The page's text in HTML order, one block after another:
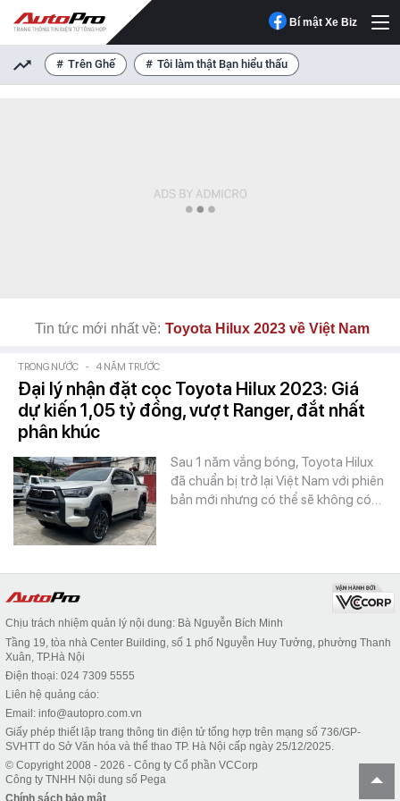
Bí mật Xe Biz
Trên Ghế Tôi làm thật Bạn hiểu thấu
Tin tức mới nhất về: Toyota Hilux 2023 về Việt Nam
TRONG NƯỚC - 4 NĂM TRƯỚC
Đại lý nhận đặt cọc Toyota Hilux 2023: Giá
dự kiến 1,05 tỷ đồng, vượt Ranger, đắt nhất
phân khúc
Sau 1 năm vắng bóng, Toyota Hilux
đã chuẩn bị trở lại Việt Nam với phiên
bản mới nhưng có thể sẽ không có…
Chịu trách nhiệm quản lý nội dung: Bà Nguyễn Bích Minh
Tầng 19, tòa nhà Center Building, số 1 phố Nguyễn Huy Tưởng, phường Thanh
Xuân, TP.Hà Nội
Điện thoại: 024 7309 5555
Liên hệ quảng cáo:
Email: info@autopro.com.vn
Giấy phép thiết lập trang thông tin điện tử tổng hợp trên mạng số 736/GP-
SVHTT do Sở Văn hóa và thể thao TP. Hà Nội cấp ngày 25/12/2025.
© Copyright 2008 - 2026 - Công ty Cổ phần VCCorp
Công ty TNHH Nội dung số Pega
Chính sách bảo mật